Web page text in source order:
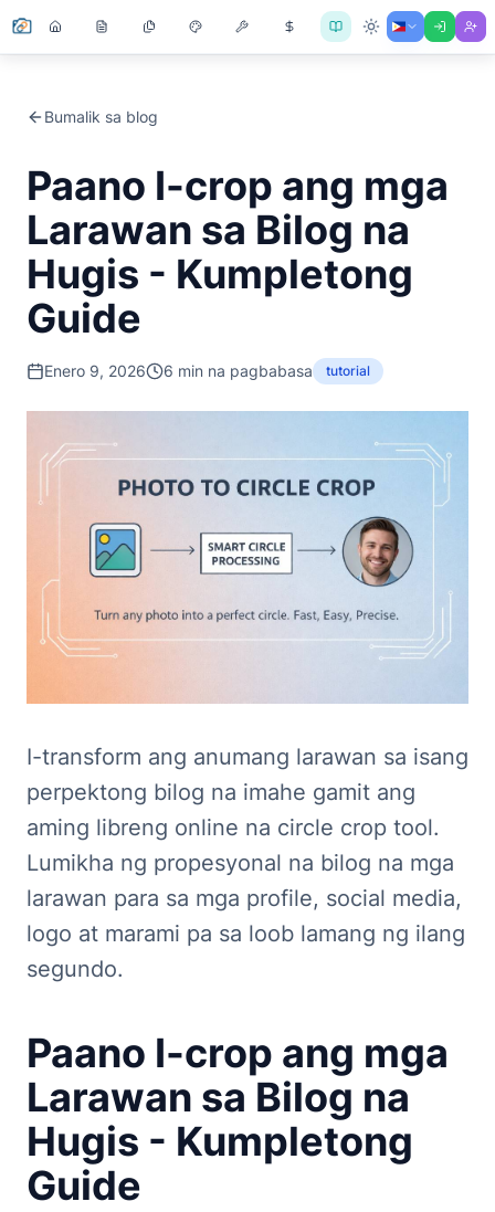
Bumalik sa blog
Paano I-crop ang mga
Larawan sa Bilog na
Hugis - Kumpletong
Guide
Enero 9, 2026 6 min na pagbabasa tutorial
I-transform ang anumang larawan sa isang
perpektong bilog na imahe gamit ang
aming libreng online na circle crop tool.
Lumikha ng propesyonal na bilog na mga
larawan para sa mga profile, social media,
logo at marami pa sa loob lamang ng ilang
segundo.
Paano I-crop ang mga
Larawan sa Bilog na
Hugis - Kumpletong
Guide